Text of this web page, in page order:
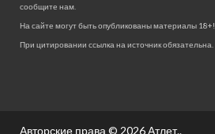
сообщите нам.
На сайте могут быть опубликованы материалы 18+!
При цитировании ссылка на источник обязательна.
Авторские права © 2026Атлет..